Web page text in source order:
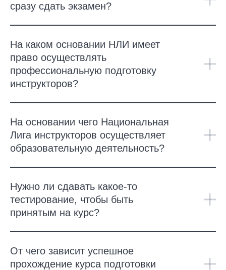
сразу сдать экзамен?
На каком основании НЛИ имеет
право осуществлять
профессиональную подготовку
инструкторов?
На основании чего Национальная
Лига инструкторов осуществляет
образовательную деятельность?
Нужно ли сдавать какое-то
тестирование, чтобы быть
принятым на курс?
От чего зависит успешное
прохождение курса подготовки